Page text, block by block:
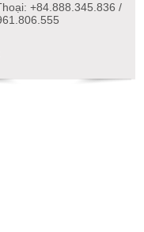
+84.888.345.836 /